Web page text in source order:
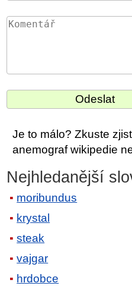
Je to málo? Zkuste
anemograf wikipedie
Nejhledanější
moribundus
krystal
steak
vajgar
hrdobce